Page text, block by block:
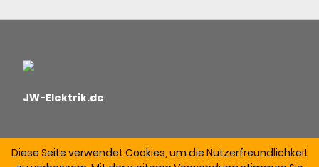
JW-Elektrik.de
Diese Seite verwendet Cookies, um die Nutzerfreundlichkeit